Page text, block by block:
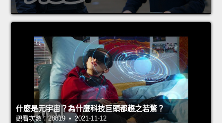
什麼是元宇宙？為什麼科技巨頭都趨之若鶩？
觀看次數：28819 • 2021-11-12